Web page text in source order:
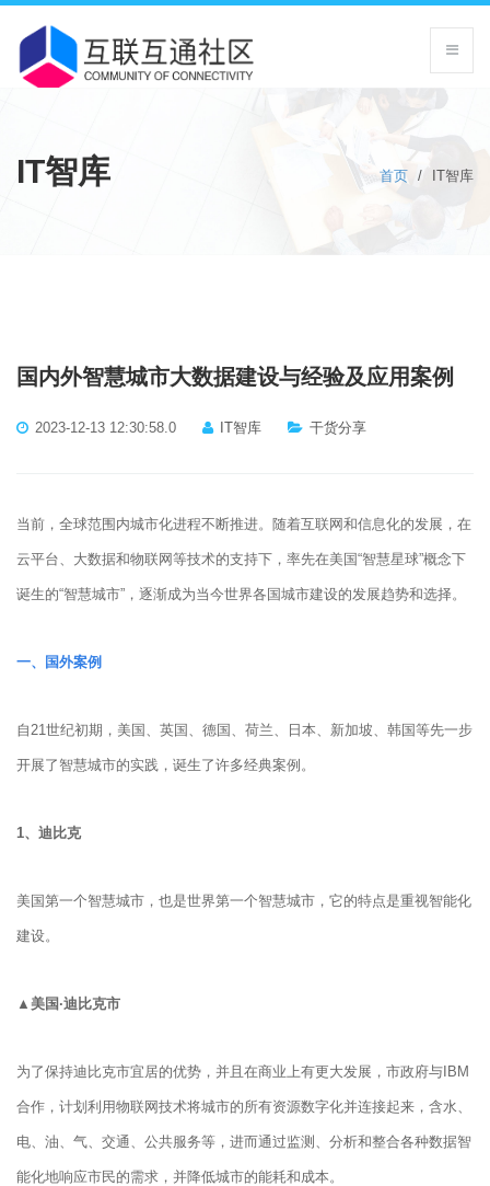
IT智库 首页 / IT智库
国内外智慧城市大数据建设与经验及应用案例
2023-12-13 12:30:58.0 IT智库 干货分享
当前，全球范围内城市化进程不断推进。随着互联网和信息化的发展，在
云平台、大数据和物联网等技术的支持下，率先在美国“智慧星球”概念下
诞生的“智慧城市”，逐渐成为当今世界各国城市建设的发展趋势和选择。
一、国外案例
自21世纪初期，美国、英国、德国、荷兰、日本、新加坡、韩国等先一步
开展了智慧城市的实践，诞生了许多经典案例。
1、 迪比克
美国第一个智慧城市，也是世界第一个智慧城市，它的特点是重视智能化
建设。
▲美国·迪比克市
为了保持迪比克市宜居的优势，并且在商业上有更大发展，市政府与IBM
合作，计划利用物联网技术将城市的所有资源数字化并连接起来，含水、
电、油、气、交通、公共服务等，进而通过监测、分析和整合各种数据智
能化地响应市民的需求，并降低城市的能耗和成本。